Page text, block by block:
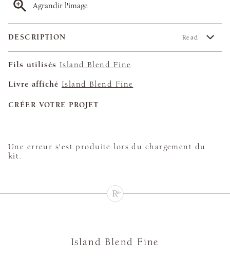
Agrandir l'image
DESCRIPTION Read
Fils utilisés Island Blend Fine
Livre affiché Island Blend Fine
CRÉER VOTRE PROJET
Une erreur s'est produite lors du chargement du
kit.
Island Blend Fine